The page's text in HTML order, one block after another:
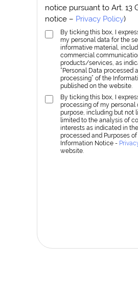
notice pursuant to Art. 13
notice – Privacy Policy)
By ticking this box, I
my personal data for the
informative material,
commercial
products/services, as
“Personal Data processed
processing” of the
published on the website.
By ticking this box, I
processing of my
purpose, including but not
limited to the analysis of
interests as indicated in
processed and Purposes
Information Notice -
website.